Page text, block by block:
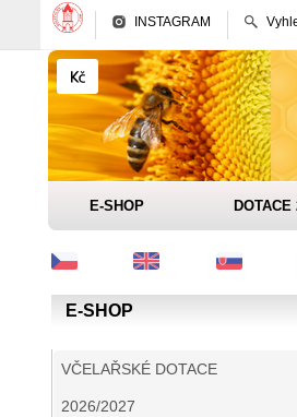
INSTAGRAM
E-SHOP DOTACE
E-SHOP
VČELAŘSKÉ DOTACE
2026/2027